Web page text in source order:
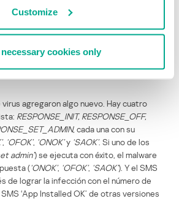
Customize
cookies only
el malware), ‘set admin’ (cambia el
de C&C) son familiares. Estos son
número de teléfono móvil de C&C puede
infectado por ZitMo. La lista de comandos
las versiones de ZeuS-in-the-Mobile para
agregaron algo nuevo. Hay cuatro
RESPONSE_INIT, RESPONSE_OFF,
, cada una con su
, ‘OFOK’, ‘ONOK’y ‘SAOK’. Si uno de los
admin’) se ejecuta con éxito, el malware
(‘ONOK’, ‘OFOK’, ‘SAOK’). Y el SMS
de lograr la infección con el número de
‘App Installed OK’ de otras versiones